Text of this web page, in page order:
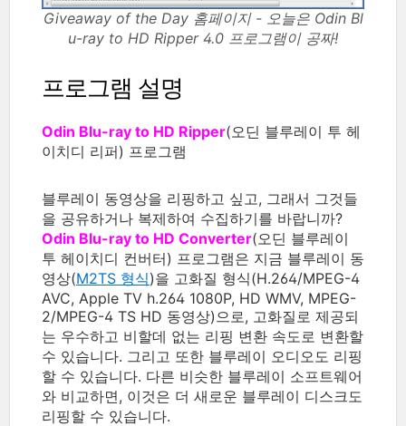
Giveaway of the Day 홈페이지 - 오늘은 Odin Bl
u-ray to HD Ripper 4.0 프로그램이 공짜!
프로그램 설명
Odin Blu-ray to HD Ripper(오딘 블루레이 투 헤
이치디 리퍼) 프로그램
블루레이 동영상을 리핑하고 싶고, 그래서 그것들
을 공유하거나 복제하여 수집하기를 바랍니까?
Odin Blu-ray to HD Converter(오딘 블루레이
투 헤이치디 컨버터) 프로그램은 지금 블루레이 동
영상(M2TS 형식)을 고화질 형식(H.264/MPEG-4
AVC, Apple TV h.264 1080P, HD WMV, MPEG-
2/MPEG-4 TS HD 동영상)으로, 고화질로 제공되
는 우수하고 비할데 없는 리핑 변환 속도로 변환할
수 있습니다. 그리고 또한 블루레이 오디오도 리핑
할 수 있습니다. 다른 비슷한 블루레이 소프트웨어
와 비교하면, 이것은 더 새로운 블루레이 디스크도
리핑할 수 있습니다.